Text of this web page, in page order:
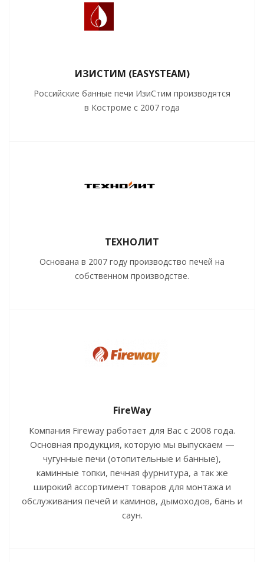
ИЗИСТИМ (EASYSTEAM)
Российские банные печи ИзиСтим производятся
в Костроме с 2007 года
ТЕХНОЛИТ
Основана в 2007 году производство печей на
собственном производстве.
FireWay
Компания Fireway работает для Вас с 2008 года.
Основная продукция, которую мы выпускаем —
чугунные печи (отопительные и банные),
каминные топки, печная фурнитура, а так же
широкий ассортимент товаров для монтажа и
обслуживания печей и каминов, дымоходов, бань и
саун.